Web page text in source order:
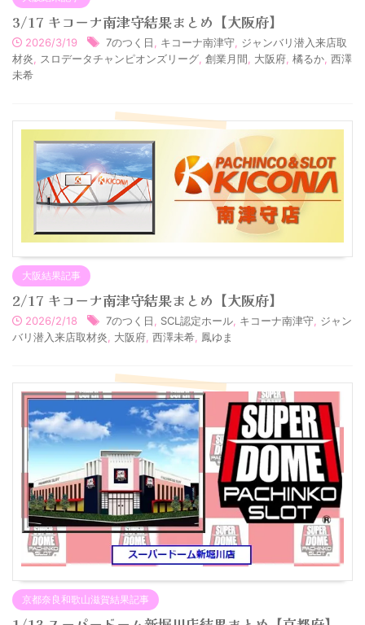
3/17 キコーナ南津守結果まとめ【大阪府】
2026/3/19 7のつく日 キコーナ南津守 ジャンバリ潜入来店取
材炎
スロデータチャンピオンズリーグ 創業月間 大阪府 橘るか 西澤
未希
大阪結果記事
2/17 キコーナ南津守結果まとめ【大阪府】
2026/2/18 7のつく日 SCL認定ホール キコーナ南津守 ジャン
バリ潜入来店取材炎
大阪府 西澤未希 鳳ゆま
京都奈良和歌山滋賀結果記事